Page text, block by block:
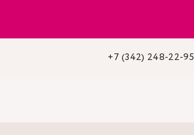
+7 (342) 248-22-95